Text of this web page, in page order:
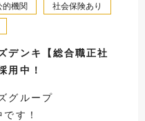
的機関 社会保険あり
デンキ【総合職正社
用中！
グループ
す！